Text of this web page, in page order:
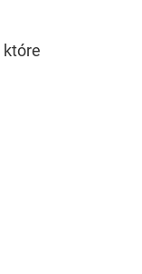
które